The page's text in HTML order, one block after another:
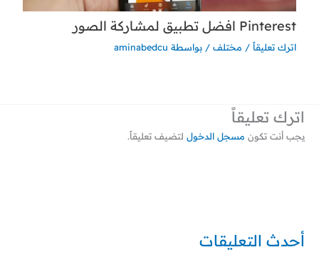
أحدث التعليقات
Pinterest افضل تطبيق لمشاركة الصور
اترك تعليقاً / مختلف/ بواسطة aminabedcu
اترك تعليقاً
يجب أنت تكون مسجل الدخول لتضيف تعليقاً.